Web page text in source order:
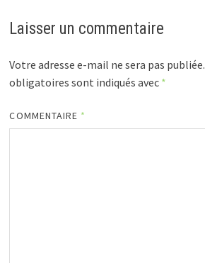
Laisser un commentaire
Votre adresse e-mail ne sera pas publiée.
obligatoires sont indiqués avec *
COMMENTAIRE *